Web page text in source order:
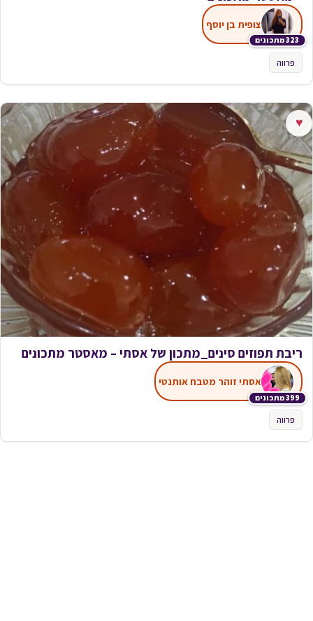
323 מתכונים
צופית בן יוסף
פרווה
♥
ריבת תפוזים סינים_מתכון של אסתי – מאסטר מתכונים
399 מתכונים
אסתי זוהר מטבח אותנטי
פרווה